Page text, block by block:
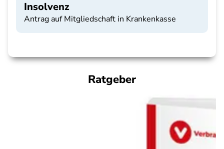
Insolvenz
Antrag auf Mitgliedschaft in Krankenkasse
Ratgeber